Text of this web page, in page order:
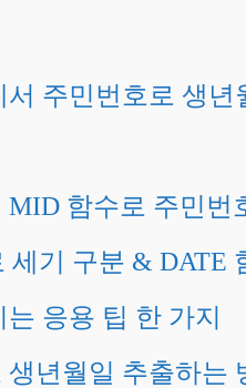
서 주민번호로 생년
함수로 주민번
세기 구분 & DATE
응용 팁 한 가지
년월일 추출하는